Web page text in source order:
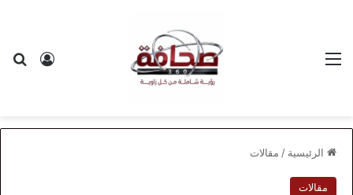
الرئيسية / مقالات
مقالات